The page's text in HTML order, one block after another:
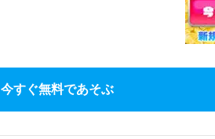
今すぐ無料であそぶ